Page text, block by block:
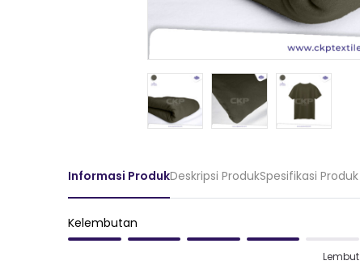
Informasi ProdukDeskripsi ProdukSpesifikasi Produk
Kelembutan
Lembut